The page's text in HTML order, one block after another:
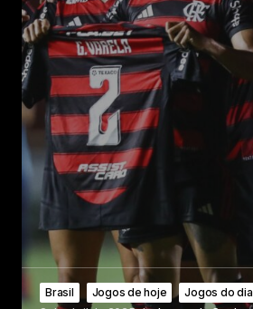
Brasil Jogos de hoje Jogos do dia